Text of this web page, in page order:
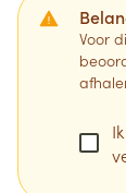
Voor